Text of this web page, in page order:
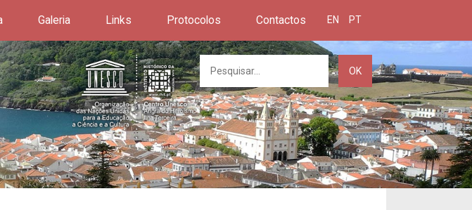
Galeria Links Protocolos Contactos EN PT
OK